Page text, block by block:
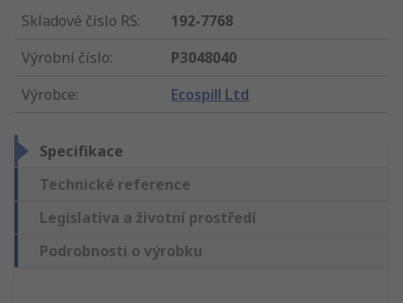
Skladové číslo RS:
192-7768
Výrobní číslo:
P3048040
Výrobce: Ecospill Ltd
Specifikace
Technické reference
Legislativa a životní prostředí
Podrobnosti o výrobku